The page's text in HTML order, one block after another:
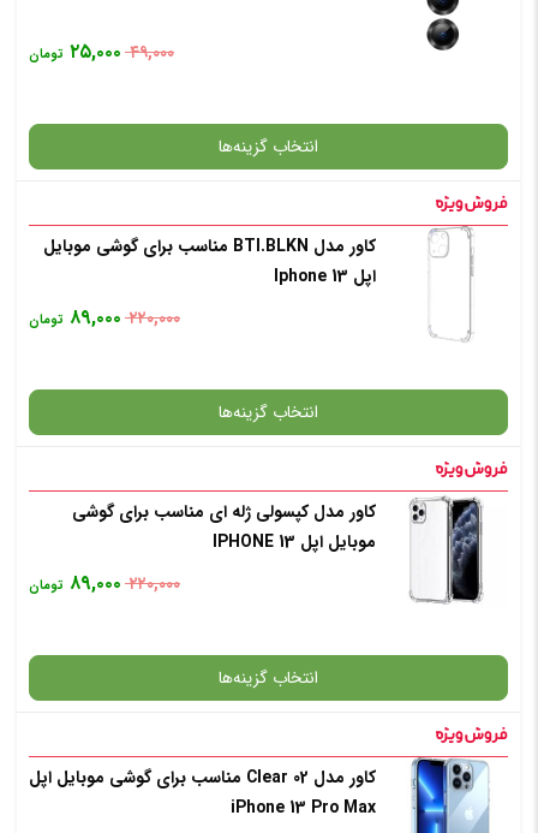
✧ چت با پشتیبان واتس آپ
✧ چت با پشتیبان واتس آپ
۴۹,۰۰۰ ۲۵,۰۰۰ تومان
انتخاب گزینه‌ها
گارانتی
انتخاب رنگ
✧ چت با پشتیبان واتس آپ
کاور مدل BTI.BLKN مناسب برای گوشی موبایل
اپل Iphone 13
۲۲۰,۰۰۰ ۸۹,۰۰۰ تومان
انتخاب گزینه‌ها
گارانتی
انتخاب رنگ: بی رنگ
✧ چت با پشتیبان واتس آپ
کاور مدل کپسولی ژله ای مناسب برای گوشی
موبایل اپل IPHONE 13
۲۲۰,۰۰۰ ۸۹,۰۰۰ تومان
انتخاب گزینه‌ها
گارانتی
کاور مدل Clear 02 مناسب برای گوشی موبایل اپل
iPhone 13 Pro Max